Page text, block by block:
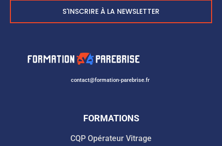
S'INSCRIRE À LA NEWSLETTER
contact@formation-parebrise.fr
FORMATIONS
CQP Opérateur Vitrage